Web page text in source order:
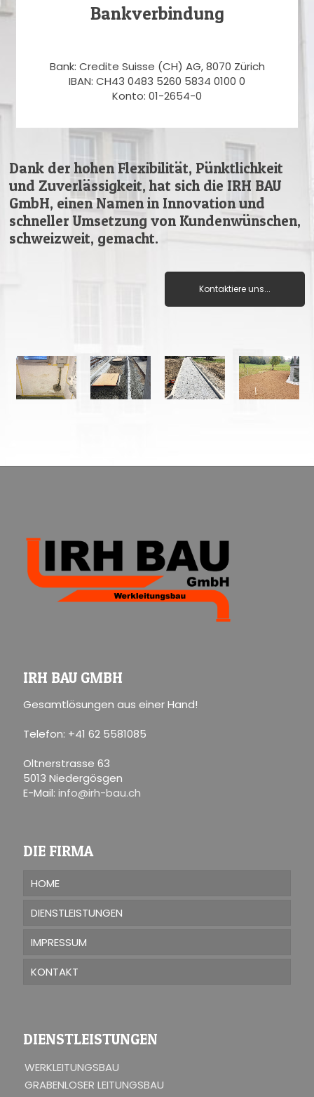
Bankverbindung
Bank: Credite Suisse (CH) AG, 8070 Zürich
IBAN: CH43 0483 5260 5834 0100 0
Konto: 01-2654-0
Dank der hohen Flexibilität, Pünktlichkeit
und Zuverlässigkeit, hat sich die IRH BAU
GmbH, einen Namen in Innovation und
schneller Umsetzung von Kundenwünschen,
schweizweit, gemacht.
Kontaktiere uns...
IRH BAU GMBH
Gesamtlösungen aus einer Hand!
Telefon: +41 62 5581085
Oltnerstrasse 63
5013 Niedergösgen
E-Mail: info@irh-bau.ch
DIE FIRMA
HOME
DIENSTLEISTUNGEN
IMPRESSUM
KONTAKT
DIENSTLEISTUNGEN
WERKLEITUNGSBAU
GRABENLOSER LEITUNGSBAU